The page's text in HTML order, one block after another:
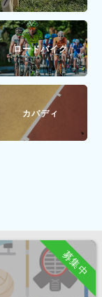
ロードバイク
カバディ
募集中